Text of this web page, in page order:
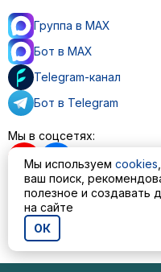
Группа в MAX
Бот в MAX
Telegram-канал
Бот в Telegram
Мы в соцсетях:
Пользовательское
Политика обработки
© ООО «МППМ» 2023—2026
Мы используем cookies
ваш поиск,
полезное и создавать
на сайте
ОК